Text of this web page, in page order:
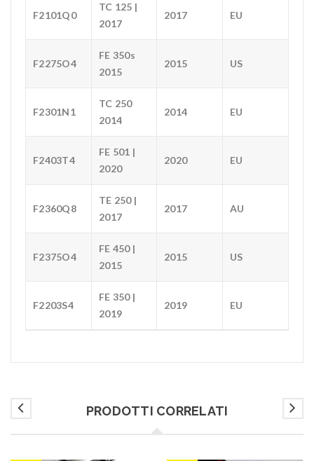
F2101Q0
TC 125 |
2017
2017 EU
F2275O4
FE 350s
2015
2015 US
F2301N1
TC 250
2014
2014 EU
F2403T4
FE 501 |
2020
2020 EU
F2360Q8
TE 250 |
2017
2017 AU
F2375O4
FE 450 |
2015
2015 US
F2203S4
FE 350 |
2019
2019 EU
PRODOTTI CORRELATI